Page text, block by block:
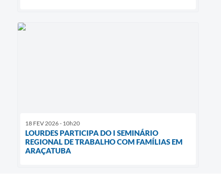
18 FEV 2026 - 10h20
LOURDES PARTICIPA DO I SEMINÁRIO
REGIONAL DE TRABALHO COM FAMÍLIAS EM
ARAÇATUBA